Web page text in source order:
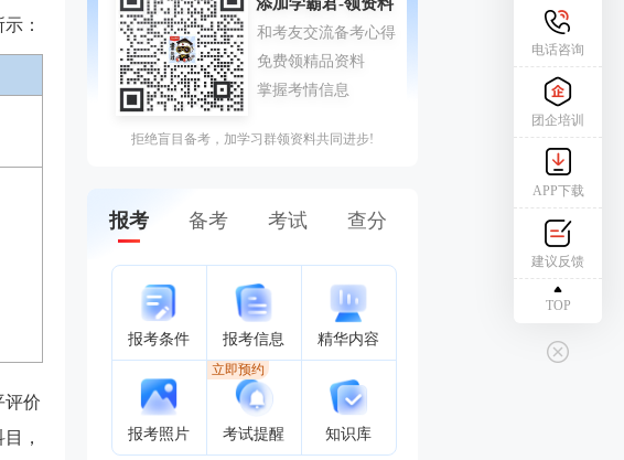
：
评价
，
拒绝盲目备考，加学习群领资料共同进步!
报考 备考 考试 查分
报考条件 报考信息 精华内容
报考照片 考试提醒
立即预约
知识库
电话咨询
团企培训
APP下载
建议反馈
TOP